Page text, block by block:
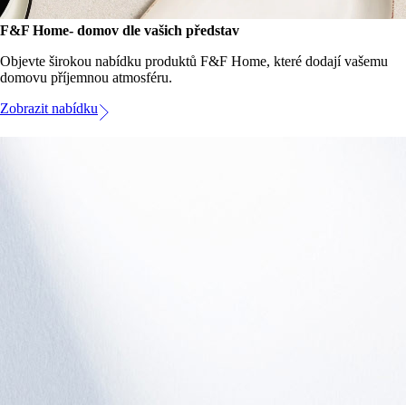
F&F Home- domov dle vašich představ
Objevte širokou nabídku produktů F&F Home, které dodají vašemu
domovu příjemnou atmosféru.
Zobrazit nabídku